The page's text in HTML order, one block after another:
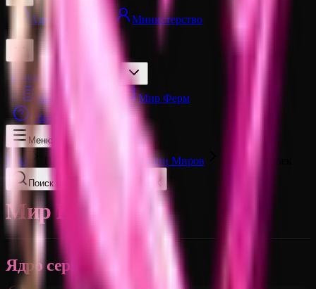
Администрация
Министерство
Конфигурации Миров
Мир Построек
Мир Ферм
Сборка Модов
Меню
Wiki Прочее Конфигурации Миров
Поиск по документации… Ctrl K
Мир Построек
Ядро сервера